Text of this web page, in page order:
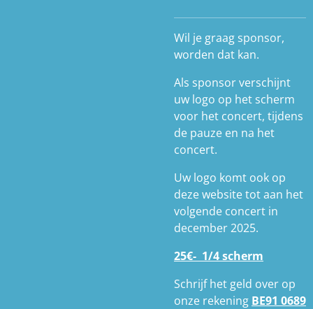
Wil je graag sponsor,
worden dat kan.
Als sponsor verschijnt
uw logo op het scherm
voor het concert, tijdens
de pauze en na het
concert.
Uw logo komt ook op
deze website tot aan het
volgende concert in
december 2025.
25€- 1/4 scherm
Schrijf het geld over op
onze rekening BE91 0689